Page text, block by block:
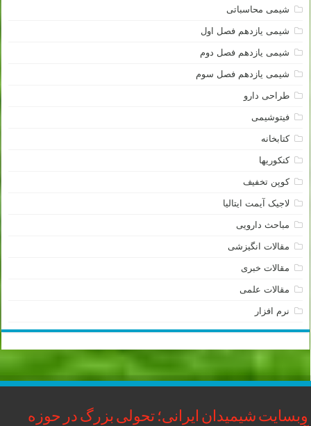
شیمی محاسباتی
شیمی یازدهم فصل اول
شیمی یازدهم فصل دوم
شیمی یازدهم فصل سوم
طراحی دارو
فیتوشیمی
کتابخانه
کنکوریها
کوپن تخفیف
لاجیک آیمت ایتالیا
مباحث دارویی
مقالات انگیزشی
مقالات خبری
مقالات علمی
نرم افزار
وبسایت شیمیدان ایرانی؛ تحولی بزرگ در حوزه